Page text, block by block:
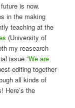
future is now.
in the making
teaching at the
(University of
my reasearch
issue “We are
editing together
all kinds of
Here’s the